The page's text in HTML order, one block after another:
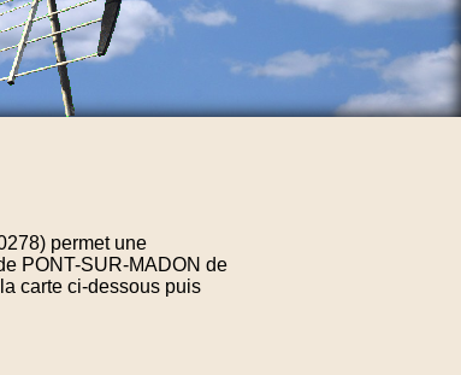
permet une
PONT-SUR-MADON de
carte ci-dessous puis